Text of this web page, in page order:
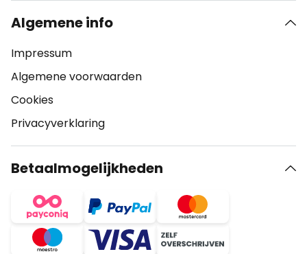
Algemene info
Impressum
Algemene voorwaarden
Cookies
Privacyverklaring
Betaalmogelijkheden